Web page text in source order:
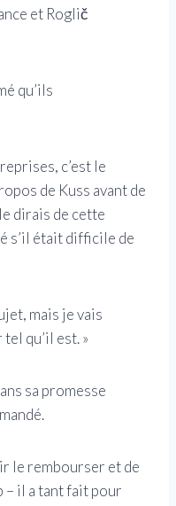
et Roglič
qu’ils
c’est le
de Kuss avant de
dirais de cette
s’il était difficile de
mais je vais
qu’il est. »
sa promesse
le rembourser et de
– il a tant fait pour